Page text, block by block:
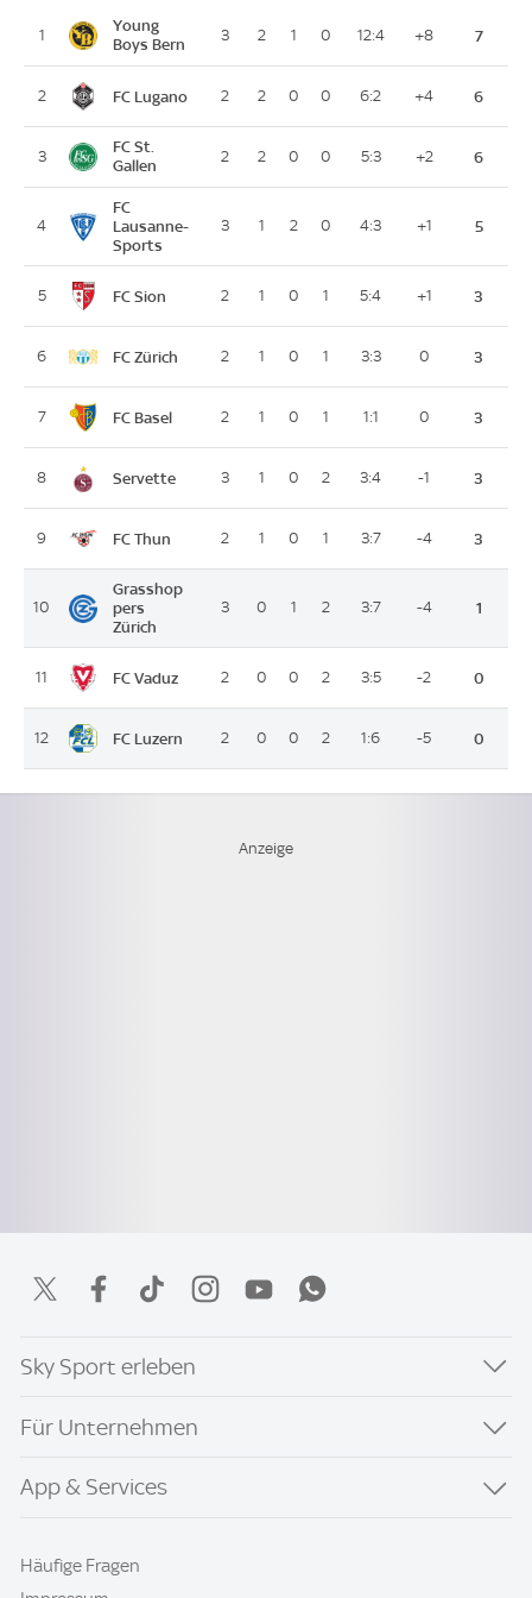
1
Young
Boys Bern
3 2 1 0 12:4 +8 7
2 FC Lugano 2 2 0 0 6:2 +4 6
3
FC St.
Gallen
2 2 0 0 5:3 +2 6
4
FC
Lausanne-
Sports
3 1 2 0 4:3 +1 5
5 FC Sion 2 1 0 1 5:4 +1 3
6 FC Zürich 2 1 0 1 3:3 0 3
7 FC Basel 2 1 0 1 1:1 0 3
8 Servette 3 1 0 2 3:4 -1 3
9 FC Thun 2 1 0 1 3:7 -4 3
10
Grasshop
pers
Zürich
3 0 1 2 3:7 -4 1
11 FC Vaduz 2 0 0 2 3:5 -2 0
12 FC Luzern 2 0 0 2 1:6 -5 0
Sky Sport erleben
Für Unternehmen
App & Services
Häufige Fragen